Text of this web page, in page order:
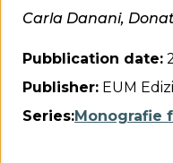
Carla Danani,
Pubblication date:
Publisher: EUM
Series:Monografie